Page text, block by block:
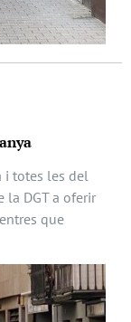
i totes les del
la DGT a oferir
que